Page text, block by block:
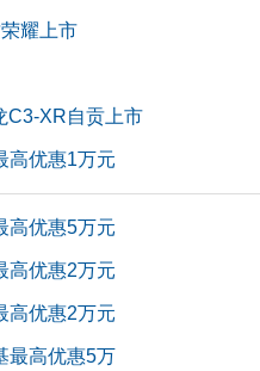
耀上市
C3-XR自贡上市
高优惠1万元
高优惠5万元
高优惠2万元
高优惠2万元
最高优惠5万